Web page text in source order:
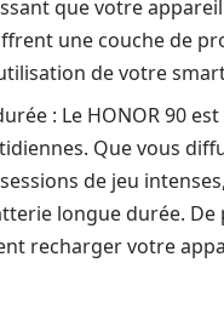
que votre
une couche de
de votre
: Le HONOR 90
Que vous
de jeu
longue durée.
recharger votre